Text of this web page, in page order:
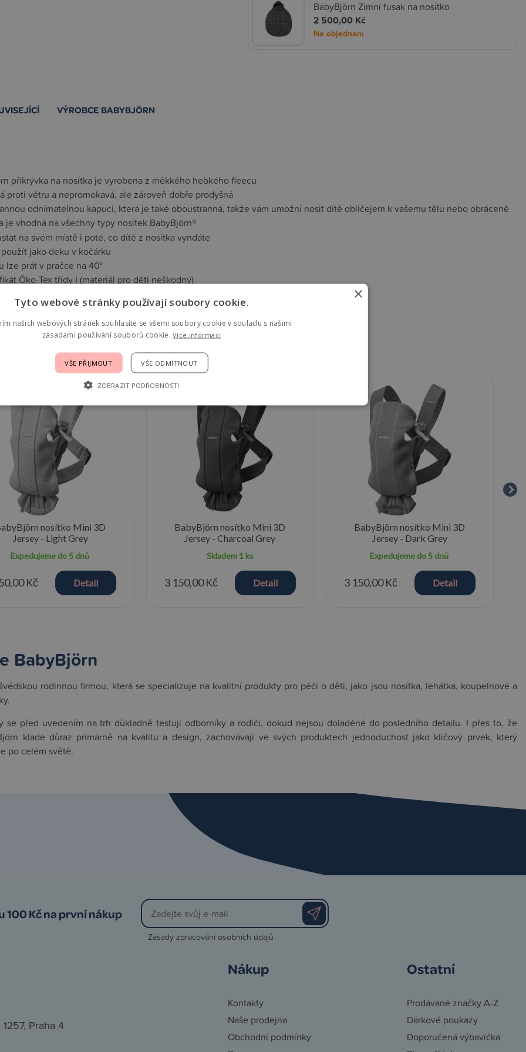
BabyBjörn Zimní fusak na nosítko
2 500,00 Kč
Na objednání
VÝROBCE BABYBJÖRN
přikrývka na nosítka je vyrobena z měkkého hebkého fleecu
proti větru a nepromokavá, ale zároveň dobře prodyšná
odnímatelnou kapuci, která je také oboustranná, takže vám umožní nosit dítě obličejem k vašemu tělu nebo obráceně
je vhodná na všechny typy nosítek BabyBjörn®
na svém místě i poté, co dítě z nosítka vyndáte
jako deku v kočárku
lze prát v pračce na 40°
Öko-Tex třídy I (materiál pro děti neškodný)
nosítko Mini 3D
Jersey - Light Grey
Expedujeme do 5 dnů
Kč Detail
BabyBjörn nosítko Mini 3D
Jersey - Charcoal Grey
Skladem 1 ks
3 150,00 Kč Detail
BabyBjörn nosítko Mini 3D
Jersey - Dark Grey
Expedujeme do 5 dnů
3 150,00 Kč Detail
BabyBjörn
rodinnou firmou, která se specializuje na kvalitní produkty pro péči o děti, jako jsou nosítka, lehátka, koupelnové a
se před uvedením na trh důkladně testují odborníky a rodiči, dokud nejsou doladěné do posledního detailu. I přes to, že
klade důraz primárně na kvalitu a design, zachovávají ve svých produktech jednoduchost jako klíčový prvek, který
po celém světě.
100 Kč na první nákup
Zásady zpracování osobních údajů
Praha 4
Nákup
Kontakty
Naše prodejna
Obchodní podmínky
Ostatní
Prodávané značky A-Z
Dárkové poukazy
Doporučená výbavička
×
Tyto webové stránky používají soubory cookie.
našich webových stránek souhlasíte se všemi soubory cookie v souladu s našimi
zásadami používání souborů cookie.Více informací
VŠE PŘIJMOUT VŠE ODMÍTNOUT
ZOBRAZIT PODROBNOSTI